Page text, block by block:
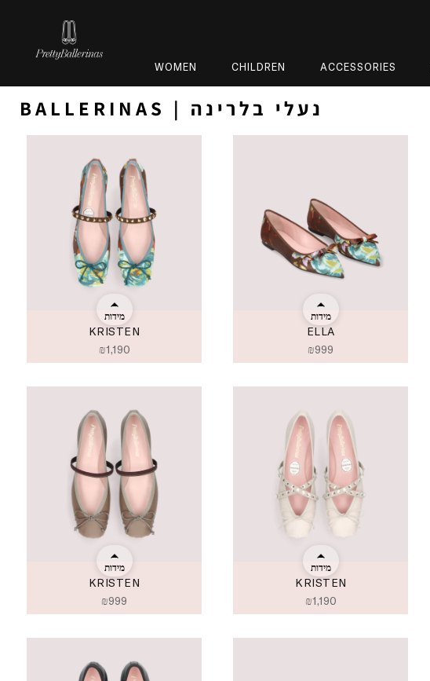
WOMEN CHILDREN ACCESSORIES
BALLERINAS | נעלי בלרינה
KRISTEN
₪1,190
מידות
ELLA
₪999
מידות
KRISTEN
₪999
מידות
KRISTEN
₪1,190
מידות